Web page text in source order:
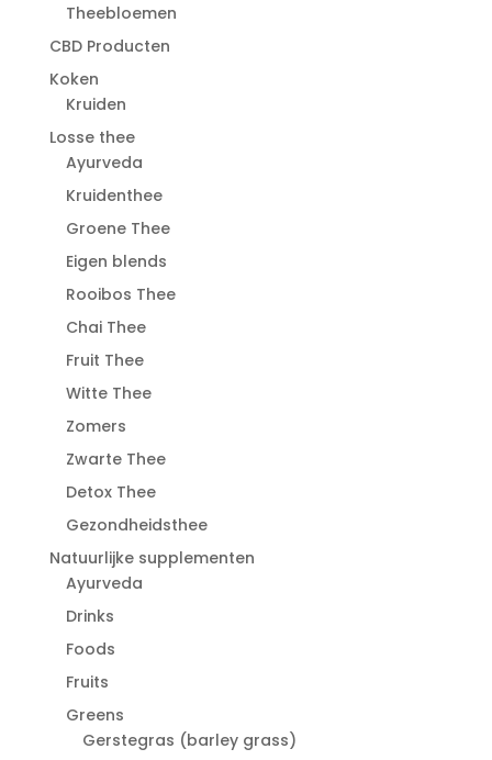
Theebloemen
CBD Producten
Koken
Kruiden
Losse thee
Ayurveda
Kruidenthee
Groene Thee
Eigen blends
Rooibos Thee
Chai Thee
Fruit Thee
Witte Thee
Zomers
Zwarte Thee
Detox Thee
Gezondheidsthee
Natuurlijke supplementen
Ayurveda
Drinks
Foods
Fruits
Greens
Gerstegras (barley grass)